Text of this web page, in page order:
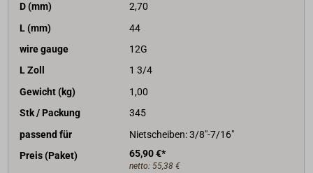
D (mm)
2,70
L (mm)
44
wire gauge
12G
L Zoll
1 3/4
Gewicht (kg)
1,00
Stk / Packung
345
passend für
Nietscheiben: 3/8"-7/16"
Preis (Paket)
65,90 €*
netto: 55,38 €